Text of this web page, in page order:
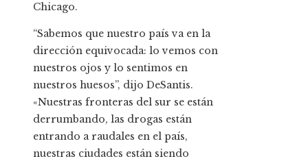
Chicago.
“Sabemos que nuestro país va en la
dirección equivocada: lo vemos con
nuestros ojos y lo sentimos en
nuestros huesos”, dijo DeSantis.
«Nuestras fronteras del sur se están
derrumbando, las drogas están
entrando a raudales en el país,
nuestras ciudades están siendo